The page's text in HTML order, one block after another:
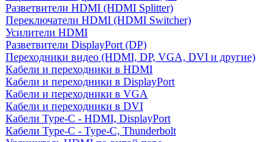
Разветвители HDMI (HDMI Splitter)
Переключатели HDMI (HDMI Switcher)
Усилители HDMI
Разветвители DisplayPort (DP)
Переходники видео (HDMI, DP, VGA, DVI и другие)
Кабели и переходники в HDMI
Кабели и переходники в DisplayPort
Кабели и переходники в VGA
Кабели и переходники в DVI
Кабели Type-C - HDMI, DisplayPort
Кабели Type-C - Type-C, Thunderbolt